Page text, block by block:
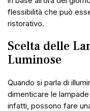
flessibilità che può
ristorativo.
Scelta delle
Luminose
Quando si parla di
dimenticare le
infatti, possono fare